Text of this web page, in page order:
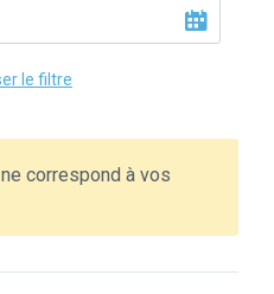
le filtre
correspond à vos